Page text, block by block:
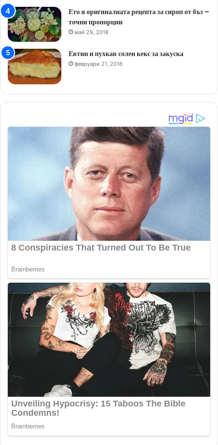
Ето я оригиналната рецепта за сироп от бъз –
точни пропорции
май 29, 2018
Евтин и пухкав солен кекс за закуска
февруари 21, 2016